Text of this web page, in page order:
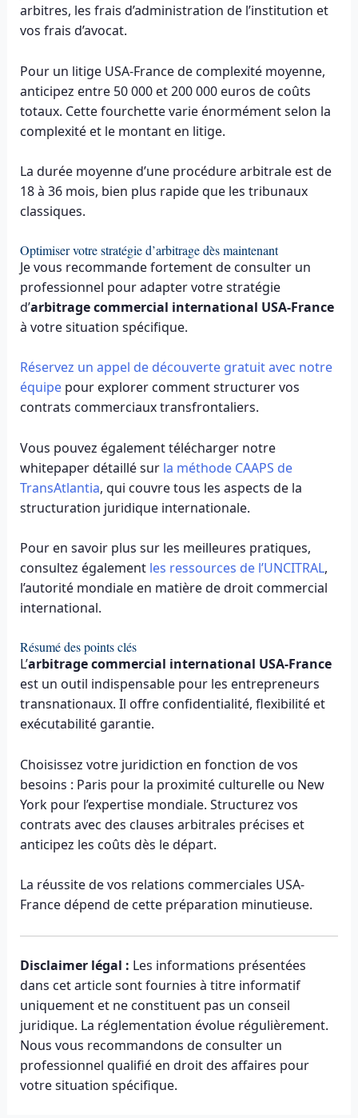
arbitres, les frais d’administration de l’institution et
vos frais d’avocat.
Pour un litige USA-France de complexité moyenne,
anticipez entre 50 000 et 200 000 euros de coûts
totaux. Cette fourchette varie énormément selon la
complexité et le montant en litige.
La durée moyenne d’une procédure arbitrale est de
18 à 36 mois, bien plus rapide que les tribunaux
classiques.
Optimiser votre stratégie d’arbitrage dès maintenant
Je vous recommande fortement de consulter un
professionnel pour adapter votre stratégie
d’arbitrage commercial international USA-France
à votre situation spécifique.
Réservez un appel de découverte gratuit avec notre
équipepour explorer comment structurer vos
contrats commerciaux transfrontaliers.
Vous pouvez également télécharger notre
whitepaper détaillé sur la méthode CAAPS de
TransAtlantia, qui couvre tous les aspects de la
structuration juridique internationale.
Pour en savoir plus sur les meilleures pratiques,
consultez également les ressources de l’UNCITRAL,
l’autorité mondiale en matière de droit commercial
international.
Résumé des points clés
L’arbitrage commercial international USA-France
est un outil indispensable pour les entrepreneurs
transnationaux. Il offre confidentialité, flexibilité et
exécutabilité garantie.
Choisissez votre juridiction en fonction de vos
besoins : Paris pour la proximité culturelle ou New
York pour l’expertise mondiale. Structurez vos
contrats avec des clauses arbitrales précises et
anticipez les coûts dès le départ.
La réussite de vos relations commerciales USA-
France dépend de cette préparation minutieuse.
Disclaimer légal : Les informations présentées
dans cet article sont fournies à titre informatif
uniquement et ne constituent pas un conseil
juridique. La réglementation évolue régulièrement.
Nous vous recommandons de consulter un
professionnel qualifié en droit des affaires pour
votre situation spécifique.